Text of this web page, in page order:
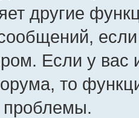
другие
Если у
то
проблемы.